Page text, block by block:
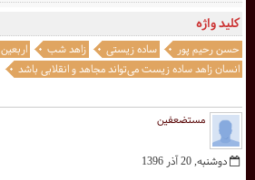
مستضعفین
دوشنبه, 20 آذر 1396
کلید واژه
حسن رحیم پور ساده زیستی زاهد شب اربعین
انسان زاهد ساده زیست می‌تواند مجاهد و انقلابی باشد